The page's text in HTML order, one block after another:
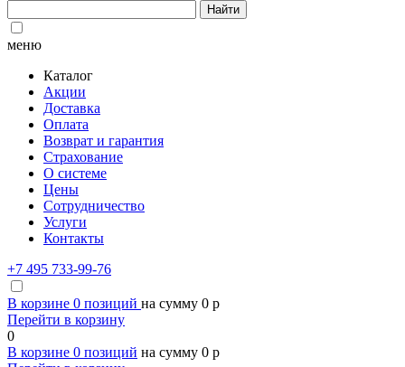
Найти
меню
Каталог
Акции
Доставка
Оплата
Возврат и гарантия
Страхование
О системе
Цены
Сотрудничество
Услуги
Контакты
+7 495 733-99-76
В корзине 0 позиций на сумму 0 p
Перейти в корзину
0
В корзине 0 позиций на сумму 0 p